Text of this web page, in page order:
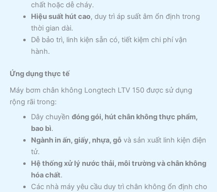
chất hoặc dễ cháy.
Hiệu suất hút cao, duy trì áp suất âm ổn định trong
thời gian dài.
Dễ bảo trì, linh kiện sẵn có, tiết kiệm chi phí vận
hành.
Ứng dụng thực tế
Máy bơm chân không Longtech LTV 150 được sử dụng
rộng rãi trong:
Dây chuyền đóng gói, hút chân không thực phẩm,
bao bì.
Ngành in ấn, giấy, nhựa, gỗvà sản xuất linh kiện điện
tử.
Hệ thống xử lý nước thải, môi trường và chân không
hóa chất.
Các nhà máy yêu cầu duy trì chân không ổn định cho